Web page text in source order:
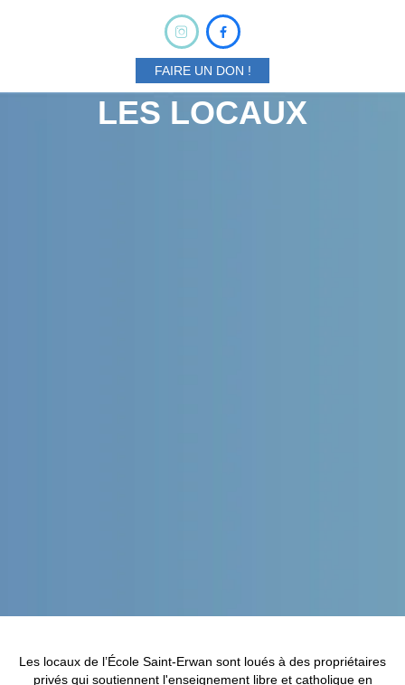
 
FAIRE UN DON !
LES LOCAUX
Les locaux de l’École Saint-Erwan sont loués à des propriétaires
privés qui soutiennent l'enseignement libre et catholique en